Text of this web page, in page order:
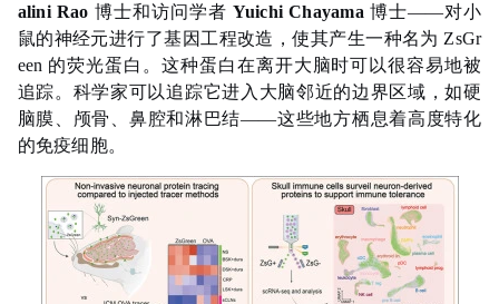
alini Rao 博士和访问学者 Yuichi Chayama 博士——对小
鼠的神经元进行了基因工程改造，使其产生一种名为 ZsGr
een 的荧光蛋白。这种蛋白在离开大脑时可以很容易地被
追踪。科学家可以追踪它进入大脑邻近的边界区域，如硬
脑膜、颅骨、鼻腔和淋巴结——这些地方栖息着高度特化
的免疫细胞。